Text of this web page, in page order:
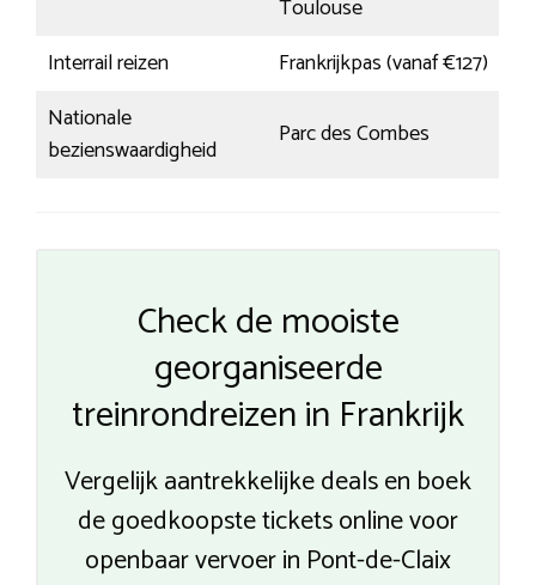
Toulouse
Interrail reizen
Frankrijkpas (vanaf €127)
Nationale
bezienswaardigheid
Parc des Combes
Check de mooiste
georganiseerde
treinrondreizen in Frankrijk
Vergelijk aantrekkelijke deals en boek
de goedkoopste tickets online voor
openbaar vervoer in Pont-de-Claix